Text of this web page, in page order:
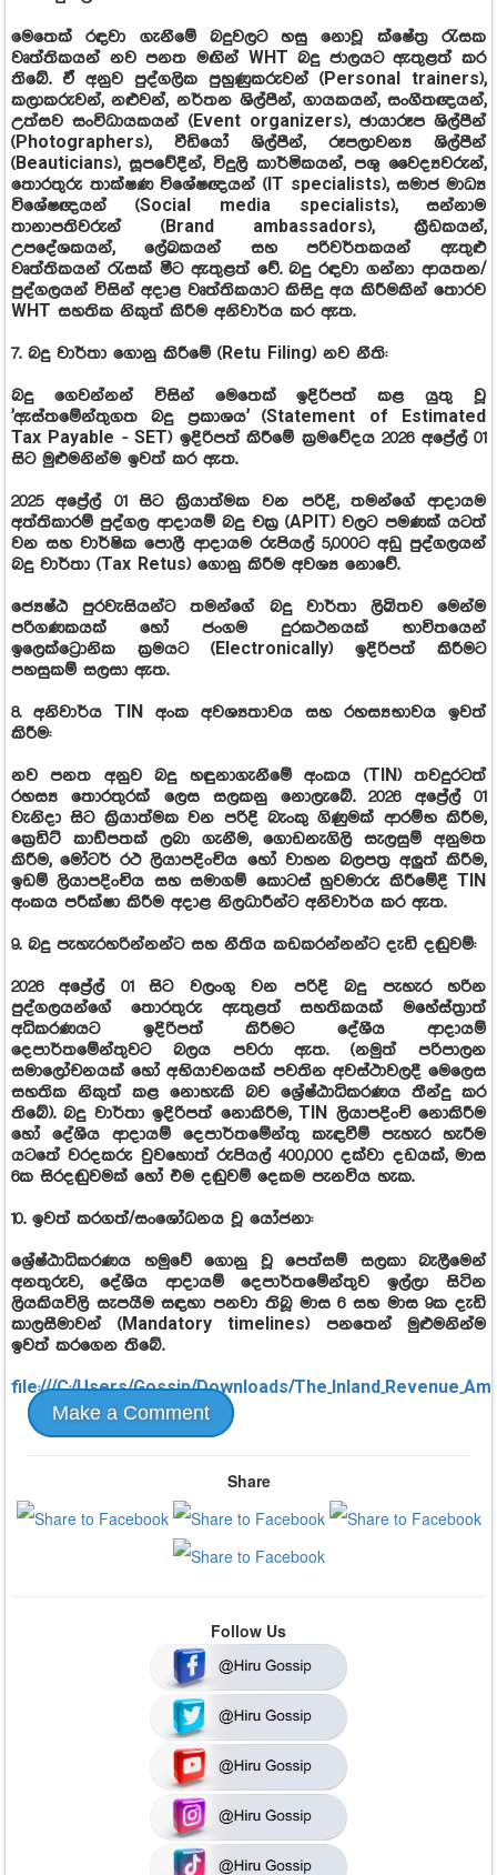
මෙතෙක් රඳවා ගැනීමේ බදුවලට හසු නොවූ ක්ෂේත්‍ර රැසක
වෘත්තිකයන් නව පනත මඟින් WHT බදු ජාලයට ඇතුළත් කර
තිබේ. ඒ අනුව පුද්ගලික පුහුණුකරුවන් (Personal trainers),
කලාකරුවන්, නළුවන්, නර්තන ශිල්පීන්, ගායකයන්, සංගීතඥයන්,
උත්සව සංවිධායකයන් (Event organizers), ඡායාරූප ශිල්පීන්
(Photographers), වීඩියෝ ශිල්පීන්, රූපලාවන්‍ය ශිල්පීන්
(Beauticians), සූපවේදීන්, විදුලි කාර්මිකයන්, පශු වෛද්‍යවරුන්,
තොරතුරු තාක්ෂණ විශේෂඥයන් (IT specialists), සමාජ මාධ්‍ය
විශේෂඥයන් (Social media specialists), සන්නාම
තානාපතිවරුන් (Brand ambassadors), ක්‍රීඩකයන්,
උපදේශකයන්, ලේඛකයන් සහ පරිවර්තකයන් ඇතුළු
වෘත්තිකයන් රැසක් මීට ඇතුළත් වේ. බදු රඳවා ගන්නා ආයතන/
පුද්ගලයන් විසින් අදාළ වෘත්තිකයාට කිසිදු අය කිරීමකින් තොරව
WHT සහතික නිකුත් කිරීම අනිවාර්ය කර ඇත.
7. බදු වාර්තා ගොනු කිරීමේ (Retu Filing) නව නීති:
බදු ගෙවන්නන් විසින් මෙතෙක් ඉදිරිපත් කළ යුතු වූ
'ඇස්තමේන්තුගත බදු ප්‍රකාශය' (Statement of Estimated
Tax Payable - SET) ඉදිරිපත් කිරීමේ ක්‍රමවේදය 2026 අප්‍රේල් 01
සිට මුළුමනින්ම ඉවත් කර ඇත.
2025 අප්‍රේල් 01 සිට ක්‍රියාත්මක වන පරිදි, තමන්ගේ ආදායම
අත්තිකාරම් පුද්ගල ආදායම් බදු චක්‍ර​​​​​​​​​​​​​​ (APIT) වලට පමණක් යටත්
වන සහ වාර්ෂික පොලී ආදායම රුපියල් 5,000ට අඩු පුද්ගලයන්
බදු වාර්තා (Tax Retus) ගොනු කිරීම අවශ්‍ය නොවේ.
ජ්‍යෙෂ්ඨ පුරවැසියන්ට තමන්ගේ බදු වාර්තා ලිඛිතව මෙන්ම
පරිගණකයක් හෝ ජංගම දුරකථනයක් භාවිතයෙන්
ඉලෙක්ට්‍රොනික ක්‍රමයට (Electronically) ඉදිරිපත් කිරීමට
පහසුකම් සලසා ඇත.
8. අනිවාර්ය TIN අංක අවශ්‍යතාවය සහ රහස්‍යභාවය ඉවත්
කිරීම:
නව පනත අනුව බදු හඳුනාගැනීමේ අංකය (TIN) තවදුරටත්
රහස්‍ය තොරතුරක් ලෙස සලකනු නොලැබේ. 2026 අප්‍රේල් 01
වැනිදා සිට ක්‍රියාත්මක වන පරිදි බැංකු ගිණුමක් ආරම්භ කිරීම,
ක්‍රෙඩිට් කාඩ්පතක් ලබා ගැනීම, ගොඩනැගිලි සැලසුම් අනුමත
කිරීම, මෝටර් රථ ලියාපදිංචිය හෝ වාහන බලපත්‍ර අලුත් කිරීම,
ඉඩම් ලියාපදිංචිය සහ සමාගම් කොටස් හුවමාරු කිරීමේදී TIN
අංකය පරීක්ෂා කිරීම අදාළ නිලධාරීන්ට අනිවාර්ය කර ඇත.
9. බදු පැහැරහරින්නන්ට සහ නීතිය කඩකරන්නන්ට දැඩි දඬුවම්:
2026 අප්‍රේල් 01 සිට වලංගු වන පරිදි බදු පැහැර හරින
පුද්ගලයන්ගේ තොරතුරු ඇතුළත් සහතිකයක් මහේස්ත්‍රාත්
අධිකරණයට ඉදිරිපත් කිරීමට දේශීය ආදායම්
දෙපාර්තමේන්තුවට බලය පවරා ඇත. (නමුත් පරිපාලන
සමාලෝචනයක් හෝ අභියාචනයක් පවතින අවස්ථාවලදී මෙලෙස
සහතික නිකුත් කළ නොහැකි බව ශ්‍රේෂ්ඨාධිකරණය තීන්දු කර
තිබේ). බදු වාර්තා ඉදිරිපත් නොකිරීම, TIN ලියාපදිංචි නොකිරීම
හෝ දේශීය ආදායම් දෙපාර්තමේන්තු කැඳවීම් පැහැර හැරීම
යටතේ වරදකරු වුවහොත් රුපියල් 400,000 දක්වා දඩයක්, මාස
6ක සිරදඬුවමක් හෝ එම දඬුවම් දෙකම පැනවිය හැක.
10. ඉවත් කරගත්/සංශෝධනය වූ යෝජනා:
ශ්‍රේෂ්ඨාධිකරණය හමුවේ ගොනු වූ පෙත්සම් සලකා බැලීමෙන්
අනතුරුව, දේශීය ආදායම් දෙපාර්තමේන්තුව ඉල්ලා සිටින
ලියකියවිලි සැපයීම සඳහා පනවා තිබූ මාස 6 සහ මාස 9ක දැඩි
කාලසීමාවන් (Mandatory timelines) පනතෙන් මුළුමනින්ම
ඉවත් කරගෙන තිබේ.
file:///C:/Users/Gossip/Downloads/
Make a Comment
Share
Follow Us